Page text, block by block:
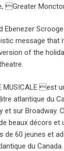
Greater
Ebenezer
message that
of the
MUSICALE est
atlantique du
sur Broadway.
beaux décors
de 60 jeunes et
du Canada.